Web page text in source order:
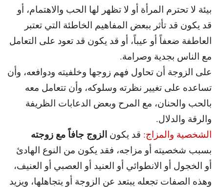
بيئة لا تحترم المرأة أو لا تظهر لها الحب والاهتمام، أو
قد يكون قد تأثر ببعض المفاهيم الخاطئة التي تعتبر
العاطفة ضعفاً أو عيباً، أو قد يكون قد تعود على التعامل
مع الناس بجدية وصرامة.
على الزوجة أن تحاول فهم زوجها وخلفيته ودوافعه، وأن
تساعده على تغيير نظرته وسلوكه، وأن تتعامل معه
بالحب والحنان، مع المرح وبعض الدعابات الظريفة
والرقة والدلال.
الشخصية والمزاج: قد يكون الزوج جافاً مع زوجته
بسبب شخصيته أو مزاجه، فقد يكون من النوع الهادئ
أو الخجول أو الانطوائي أو العنيد أو العصبي أو العنيف،
وهذه الصفات تجعله يبتعد عن الزوجة أو يتجاهلها، ويزيد